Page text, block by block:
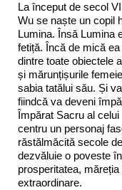
La început de secol
Wu se naște un copil
Lumina. Însă Lumina
fetiță. Încă de mică
dintre toate obiectele
și mărunțișurile
sabia tatălui său. Și
fiindcă va deveni
Împărat Sacru al
centru un personaj
răstălmăcită secole
dezvăluie o poveste
prosperitatea,
extraordinare.